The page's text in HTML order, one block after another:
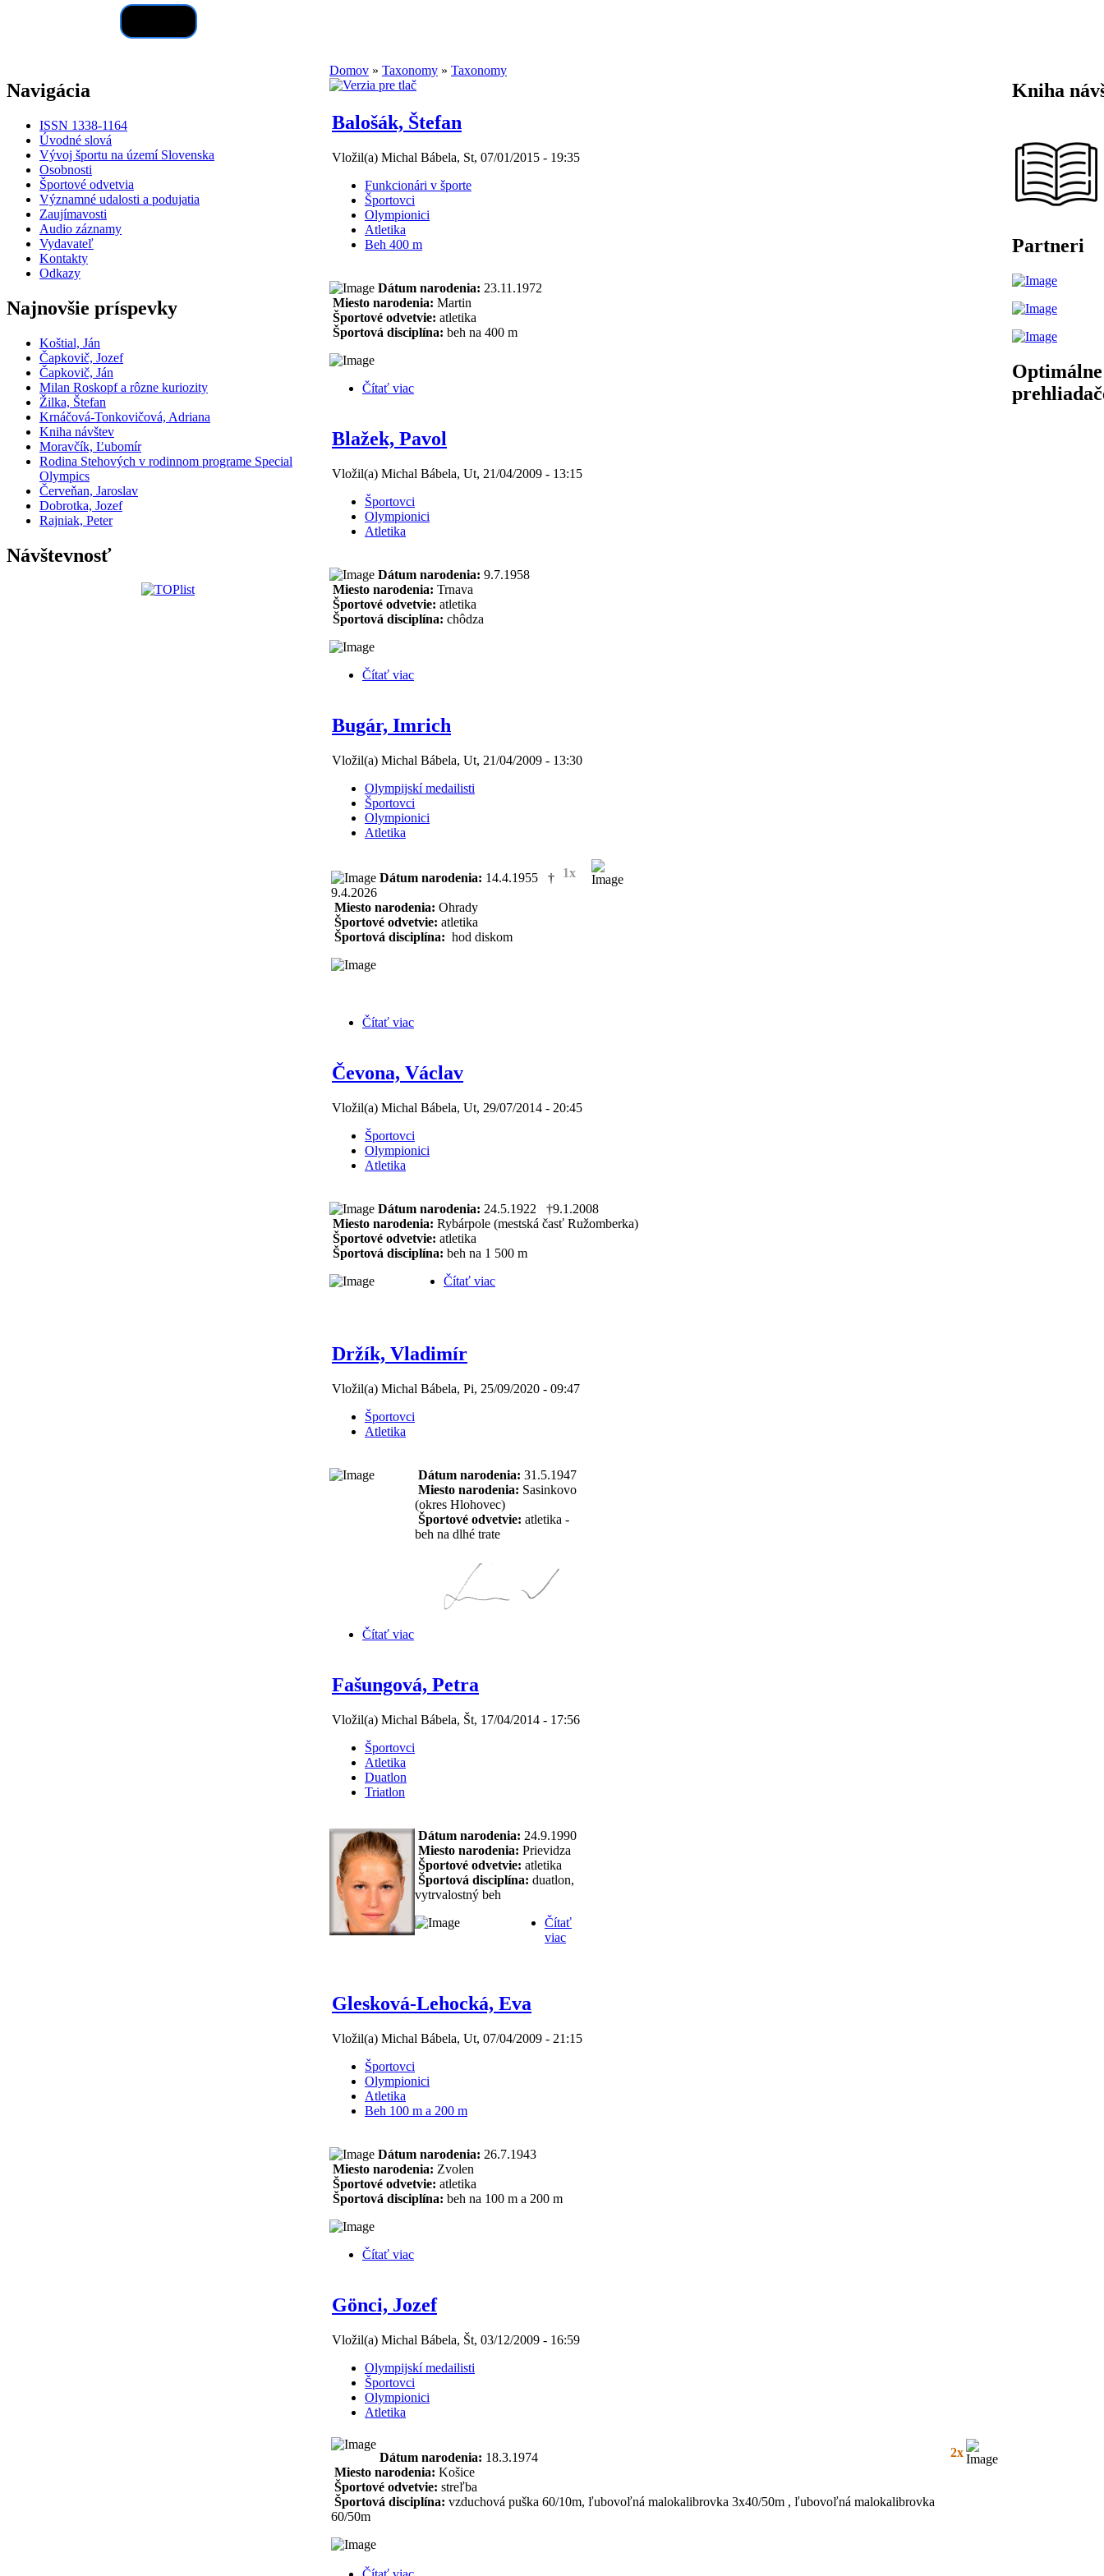
Navigácia
ISSN 1338-1164
Úvodné slová
Vývoj športu na území Slovenska
Osobnosti
Športové odvetvia
Významné udalosti a podujatia
Zaujímavosti
Audio záznamy
Vydavateľ
Kontakty
Odkazy
Najnovšie príspevky
Koštial, Ján
Čapkovič, Jozef
Čapkovič, Ján
Milan Roskopf a rôzne kuriozity
Žilka, Štefan
Krnáčová-Tonkovičová, Adriana
Kniha návštev
Moravčík, Ľubomír
Rodina Stehových v rodinnom programe Special
Olympics
Červeňan, Jaroslav
Dobrotka, Jozef
Rajniak, Peter
Návštevnosť
Domov » Taxonomy » Taxonomy
Balošák, Štefan
Vložil(a) Michal Bábela, St, 07/01/2015 - 19:35
Funkcionári v športe
Športovci
Olympionici
Atletika
Beh 400 m
Dátum narodenia: 23.11.1972
Miesto narodenia: Martin
Športové odvetvie: atletika
Športová disciplína: beh na 400 m
Čítať viac
Blažek, Pavol
Vložil(a) Michal Bábela, Ut, 21/04/2009 - 13:15
Športovci
Olympionici
Atletika
Dátum narodenia: 9.7.1958
Miesto narodenia: Trnava
Športové odvetvie: atletika
Športová disciplína: chôdza
Čítať viac
Bugár, Imrich
Vložil(a) Michal Bábela, Ut, 21/04/2009 - 13:30
Olympijskí medailisti
Športovci
Olympionici
Atletika
Dátum narodenia: 14.4.1955 †
9.4.2026
Miesto narodenia: Ohrady
Športové odvetvie: atletika
Športová disciplína: hod diskom
1x
Čítať viac
Čevona, Václav
Vložil(a) Michal Bábela, Ut, 29/07/2014 - 20:45
Športovci
Olympionici
Atletika
Dátum narodenia: 24.5.1922 †9.1.2008
Miesto narodenia: Rybárpole (mestská časť Ružomberka)
Športové odvetvie: atletika
Športová disciplína: beh na 1 500 m
Čítať viac
Držík, Vladimír
Vložil(a) Michal Bábela, Pi, 25/09/2020 - 09:47
Športovci
Atletika
Dátum narodenia: 31.5.1947
Miesto narodenia: Sasinkovo
(okres Hlohovec)
Športové odvetvie: atletika -
beh na dlhé trate
Čítať viac
Fašungová, Petra
Vložil(a) Michal Bábela, Št, 17/04/2014 - 17:56
Športovci
Atletika
Duatlon
Triatlon
Dátum narodenia: 24.9.1990
Miesto narodenia: Prievidza
Športové odvetvie: atletika
Športová disciplína: duatlon,
vytrvalostný beh
Čítať
viac
Glesková-Lehocká, Eva
Vložil(a) Michal Bábela, Ut, 07/04/2009 - 21:15
Športovci
Olympionici
Atletika
Beh 100 m a 200 m
Dátum narodenia: 26.7.1943
Miesto narodenia: Zvolen
Športové odvetvie: atletika
Športová disciplína: beh na 100 m a 200 m
Čítať viac
Gönci, Jozef
Vložil(a) Michal Bábela, Št, 03/12/2009 - 16:59
Olympijskí medailisti
Športovci
Olympionici
Atletika
Dátum narodenia: 18.3.1974
Miesto narodenia: Košice
Športové odvetvie: streľba
Športová disciplína: vzduchová puška 60/10m, ľubovoľná malokalibrovka 3x40/50m , ľubovoľná malokalibrovka
60/50m
2x
Kniha
Partneri
Optimálne